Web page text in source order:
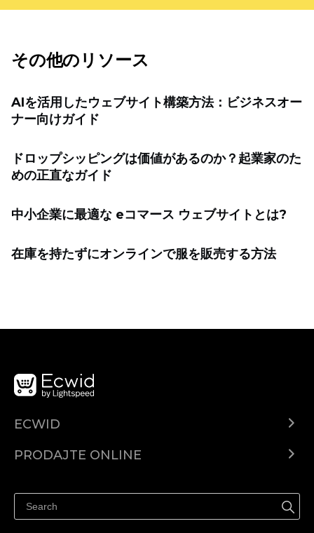
その他のリソース
AIを活用したウェブサイト構築方法：ビジネスオー
ナー向けガイド
ドロップシッピングは価値があるのか？起業家のた
めの正直なガイド
中小企業に最適な eコマース ウェブサイトとは?
在庫を持たずにオンラインで服を販売する方法
ECWID
PRODAJTE ONLINE